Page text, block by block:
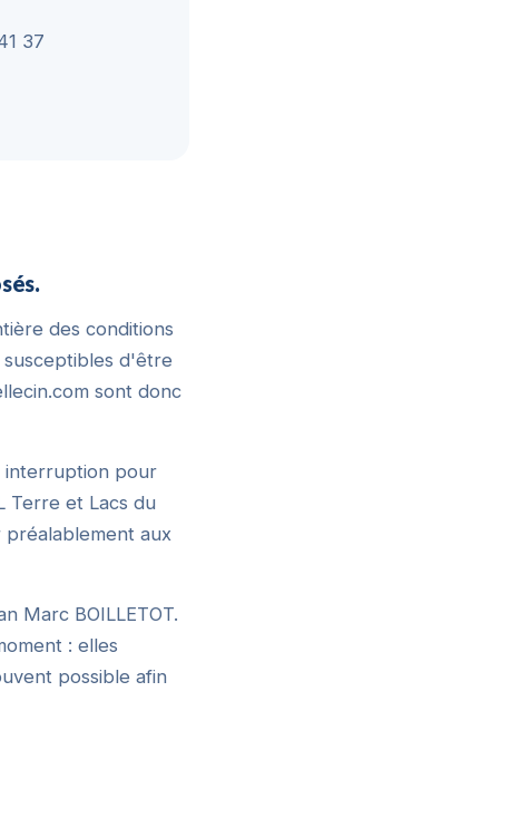
37
des conditions
susceptibles d'être
sont donc
interruption pour
Terre et Lacs du
aux
Marc BOILLETOT.
: elles
possible afin